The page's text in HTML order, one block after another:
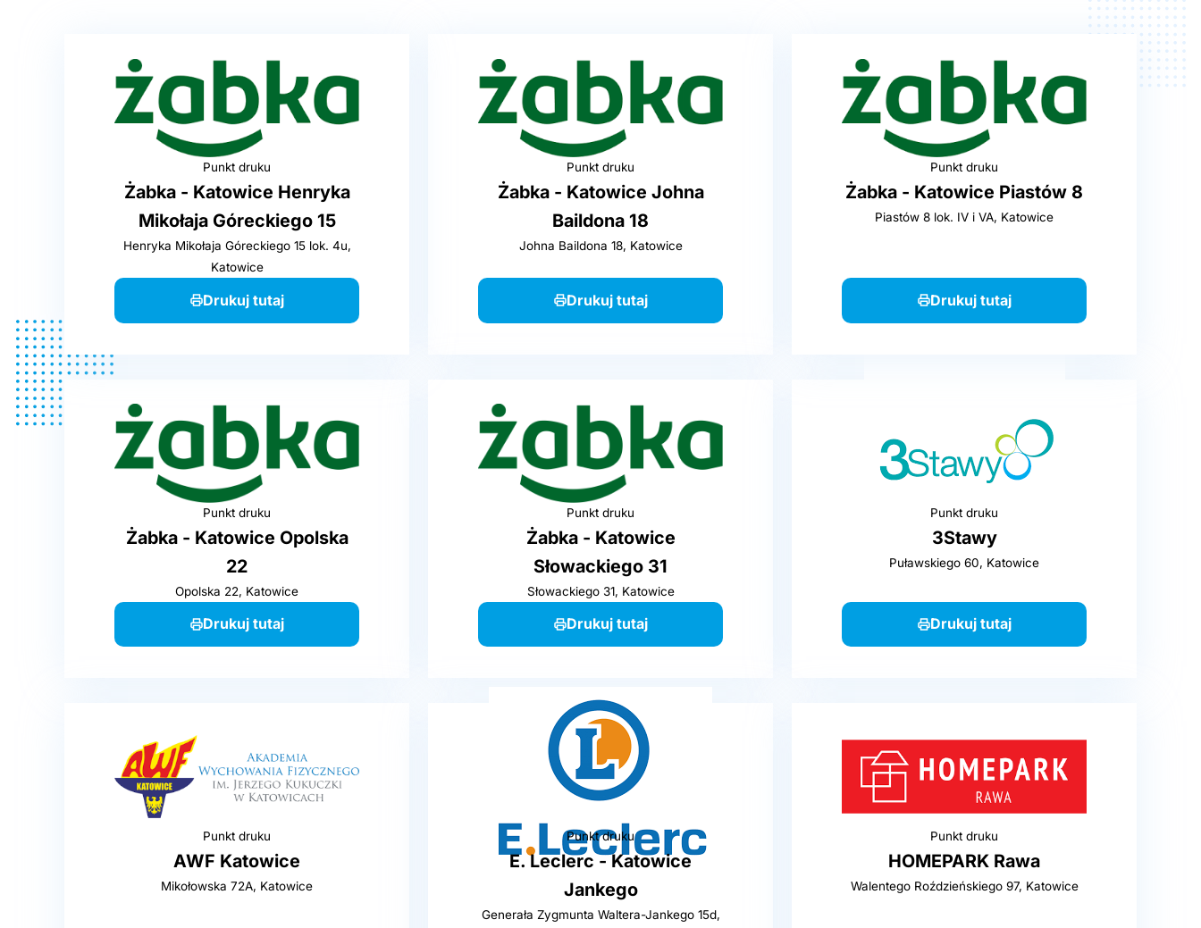
Punkt druku
Żabka - Katowice Henryka
Mikołaja Góreckiego 15
Henryka Mikołaja Góreckiego 15 lok. 4u,
Katowice
Drukuj tutaj
Punkt druku
Żabka - Katowice Johna
Baildona 18
Johna Baildona 18, Katowice
Drukuj tutaj
Punkt druku
Żabka - Katowice Piastów 8
Piastów 8 lok. IV i VA, Katowice
Drukuj tutaj
Punkt druku
Żabka - Katowice Opolska
22
Opolska 22, Katowice
Drukuj tutaj
Punkt druku
Żabka - Katowice
Słowackiego 31
Słowackiego 31, Katowice
Drukuj tutaj
Punkt druku
3Stawy
Puławskiego 60, Katowice
Drukuj tutaj
Punkt druku
AWF Katowice
Mikołowska 72A, Katowice
Punkt druku
E. Leclerc - Katowice
Jankego
Generała Zygmunta Waltera-Jankego 15d,
Punkt druku
HOMEPARK Rawa
Walentego Roździeńskiego 97, Katowice